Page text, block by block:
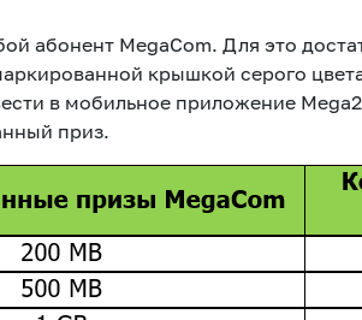
абонент MegaCom. Для это
крышкой серого
в мобильное приложение
приз.